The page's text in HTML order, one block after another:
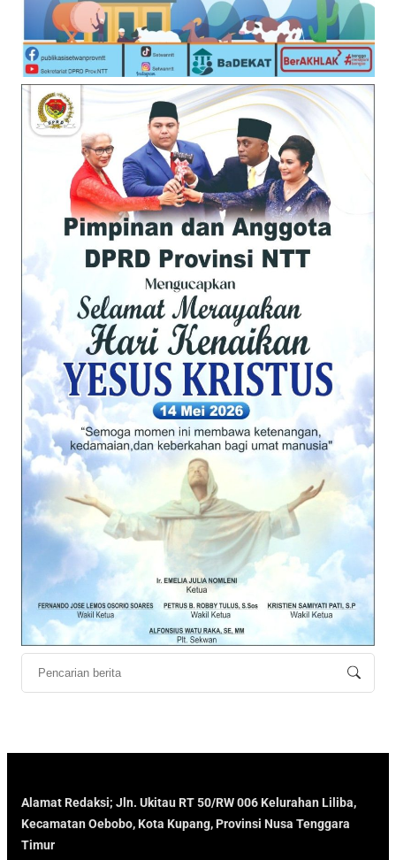
Alamat Redaksi; Jln. Ukitau RT 50/RW 006 Kelurahan Liliba,
Kecamatan Oebobo, Kota Kupang, Provinsi Nusa Tenggara
Timur